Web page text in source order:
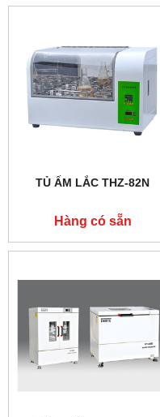
TỦ ẤM LẮC THZ-82N
Hàng có sẵn